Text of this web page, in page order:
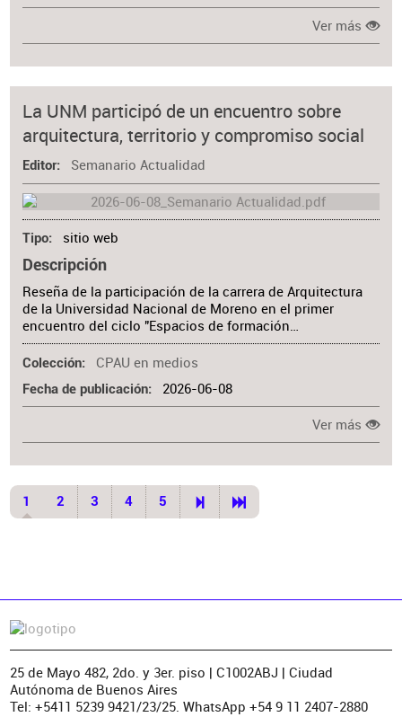
Ver más
La UNM participó de un encuentro sobre
arquitectura, territorio y compromiso social
Editor Semanario Actualidad
Tipo sitio web
Descripción
Reseña de la participación de la carrera de Arquitectura
de la Universidad Nacional de Moreno en el primer
encuentro del ciclo "Espacios de formación…
Colección CPAU en medios
Fecha de publicación 2026-06-08
Ver más
1 2 3 4 5
25 de Mayo 482, 2do. y 3er. piso | C1002ABJ | Ciudad
Autónoma de Buenos Aires
Tel: +5411 5239 9421/23/25. WhatsApp +54 9 11 2407-2880